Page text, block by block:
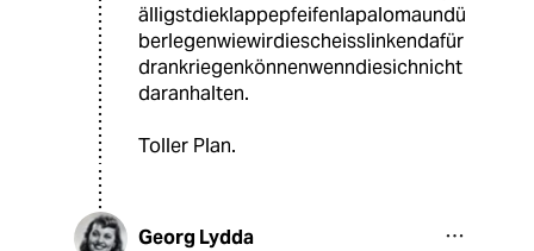
älligstdieklappepfeifenlapalomaundü
berlegenwiewirdiescheisslinkendafür
drankriegenkönnenwenndiesichnicht
daranhalten.
Toller Plan.
Georg Lydda